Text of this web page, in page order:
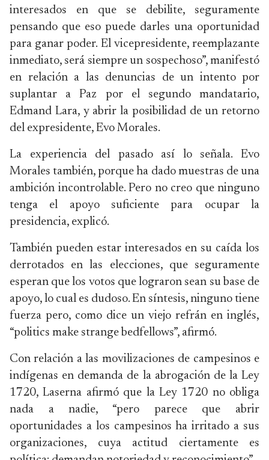
interesados en que se debilite, seguramente
pensando que eso puede darles una oportunidad
para ganar poder. El vicepresidente, reemplazante
inmediato, será siempre un sospechoso”, manifestó
en relación a las denuncias de un intento por
suplantar a Paz por el segundo mandatario,
Edmand Lara, y abrir la posibilidad de un retorno
del expresidente, Evo Morales.
La experiencia del pasado así lo señala. Evo
Morales también, porque ha dado muestras de una
ambición incontrolable. Pero no creo que ninguno
tenga el apoyo suficiente para ocupar la
presidencia, explicó.
También pueden estar interesados en su caída los
derrotados en las elecciones, que seguramente
esperan que los votos que lograron sean su base de
apoyo, lo cual es dudoso. En síntesis, ninguno tiene
fuerza pero, como dice un viejo refrán en inglés,
“politics make strange bedfellows”, afirmó.
Con relación a las movilizaciones de campesinos e
indígenas en demanda de la abrogación de la Ley
1720, Laserna afirmó que la Ley 1720 no obliga
nada a nadie, “pero parece que abrir
oportunidades a los campesinos ha irritado a sus
organizaciones, cuya actitud ciertamente es